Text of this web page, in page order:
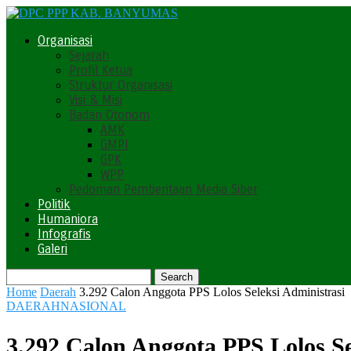
Organisasi
Sejarah
Profil Ketua
Struktur Organisasi
Visi & Misi
Badan Otonom
AMK
GMPI
GPK
WPP
Pedoman Pemberitaan Media Siber
Politik
Humaniora
Infografis
Galeri
Home Daerah 3.292 Calon Anggota PPS Lolos Seleksi Administrasi
DAERAHNASIONAL
3.292 Calon Anggota PPS Lolos